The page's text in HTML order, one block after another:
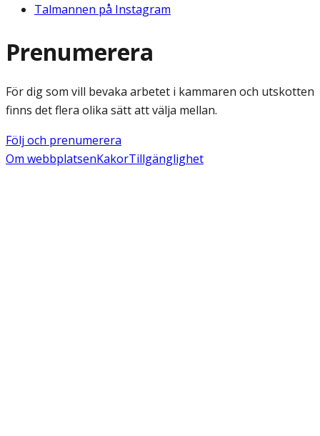
Talmannen på Instagram
Prenumerera
För dig som vill bevaka arbetet i kammaren och utskotten
finns det flera olika sätt att välja mellan.
Följ och prenumerera
Om webbplatsenKakorTillgänglighet